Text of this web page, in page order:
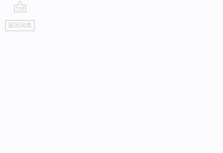
go
top
返回词典